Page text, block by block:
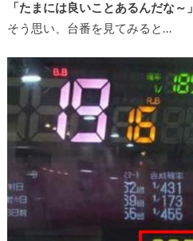
「たまには良いことあるんだな～」
そう思い、台番を見てみると…